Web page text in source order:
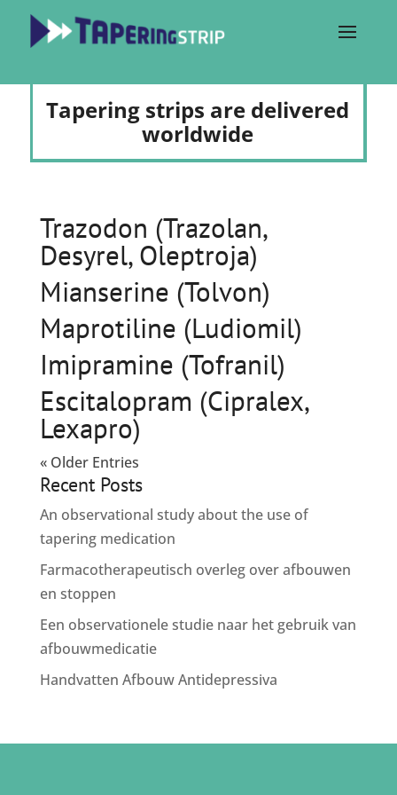
Tapering strips are delivered
worldwide
Trazodon (Trazolan,
Desyrel, Oleptroja)
Mianserine (Tolvon)
Maprotiline (Ludiomil)
Imipramine (Tofranil)
Escitalopram (Cipralex,
Lexapro)
« Older Entries
Recent Posts
An observational study about the use of
tapering medication
Farmacotherapeutisch overleg over afbouwen
en stoppen
Een observationele studie naar het gebruik van
afbouwmedicatie
Handvatten Afbouw Antidepressiva